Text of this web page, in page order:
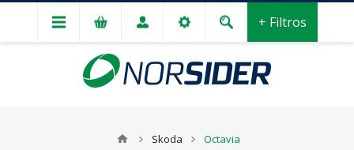
+ Filtros
Skoda Octavia